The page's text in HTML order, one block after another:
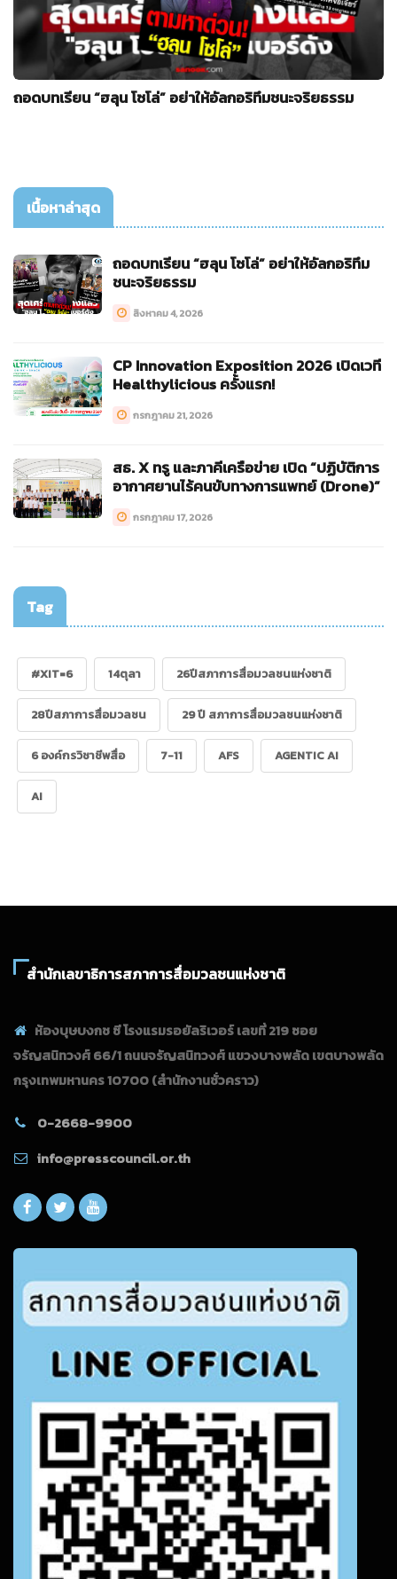
ถอดบทเรียน “ฮลุน โซโล่” อย่าให้อัลกอริทึมชนะจริยธรรม
เนื้อหาล่าสุด
ถอดบทเรียน “ฮลุน โซโล่” อย่าให้อัลกอริทึม
ชนะจริยธรรม
สิงหาคม 4, 2026
CP Innovation Exposition 2026 เปิดเวที
Healthylicious ครั้งแรก!
กรกฎาคม 21, 2026
สธ. X ทรู และภาคีเครือข่าย เปิด “ปฏิบัติการ
อากาศยานไร้คนขับทางการแพทย์ (Drone)”
กรกฎาคม 17, 2026
Tag
#XIT=6 14ตุลา 26ปีสภาการสื่อมวลชนแห่งชาติ
28ปีสภาการสื่อมวลชน 29 ปี สภาการสื่อมวลชนแห่งชาติ
6 องค์กรวิชาชีพสื่อ 7-11 AFS AGENTIC AI
AI
สำนักเลขาธิการสภาการสื่อมวลชนแห่งชาติ
ห้องบุษบงกช ซี โรงแรมรอยัลริเวอร์ เลขที่ 219 ซอย
จรัญสนิทวงศ์ 66/1 ถนนจรัญสนิทวงศ์ แขวงบางพลัด เขตบางพลัด
กรุงเทพมหานคร 10700(สำนักงานชั่วคราว)
0-2668-9900
info@presscouncil.or.th